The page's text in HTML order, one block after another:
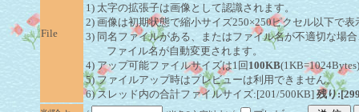
File
1) 太字の拡張子は画像として認識されます。
2) 画像は初期状態で縮小サイズ250×250ピクセル以下で表
3) 同名ファイルがある、またはファイル名が不適切な場
ファイル名が自動変更されます。
4) アップ可能ファイルサイズは1回 100KB
5) ファイルアップ時はプレビューは利用できません。
6) スレッド内の合計ファイルサイズ:[201/500KB]残り